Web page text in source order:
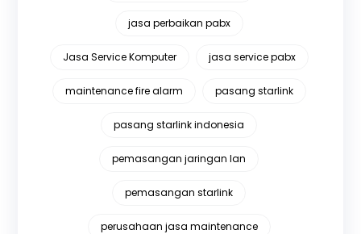
jasa perbaikan pabx
Jasa Service Komputer jasa service pabx
maintenance fire alarm pasang starlink
pasang starlink indonesia
pemasangan jaringan lan
pemasangan starlink
perusahaan jasa maintenance